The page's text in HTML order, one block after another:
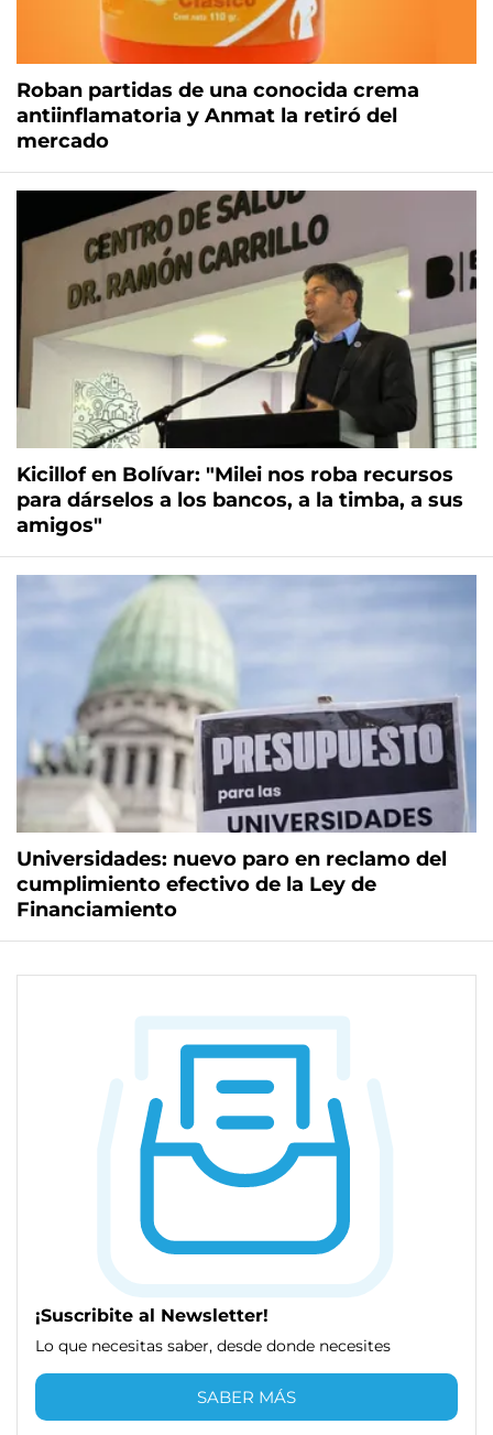
Roban partidas de una conocida crema
antiinflamatoria y Anmat la retiró del
mercado
Kicillof en Bolívar: "Milei nos roba recursos
para dárselos a los bancos, a la timba, a sus
amigos"
Universidades: nuevo paro en reclamo del
cumplimiento efectivo de la Ley de
Financiamiento
¡Suscribite al Newsletter!
Lo que necesitas saber, desde donde necesites
SABER MÁS